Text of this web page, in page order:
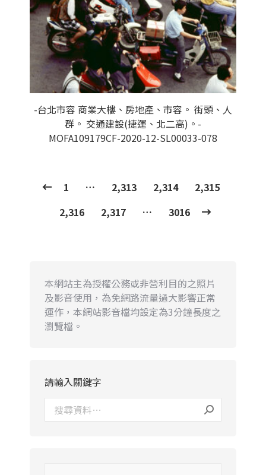
-台北市容 商業大樓、房地產、市容。 街頭、人
群。 交通建設(捷運、北二高)。-
MOFA109179CF-2020-12-SL00033-078
1 … 2,313 2,314
2,315
2,316
2,317 … 3016
本網站主為授權公務或非營利目的之照片
及影音使用，為免網路流量過大影響正常
運作，本網站影音檔均設定為3分鐘長度之
瀏覽檔。
請輸入關鍵字